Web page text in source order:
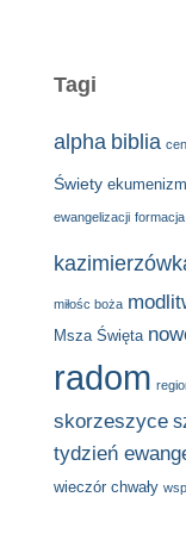
Tagi
alpha biblia
Świety ekumenizm
ewangelizacji formacja
miłośc boża
Msza Święta
radom
skorzeszyce
tydzień
wieczór chwały